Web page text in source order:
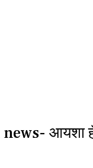
आयशा